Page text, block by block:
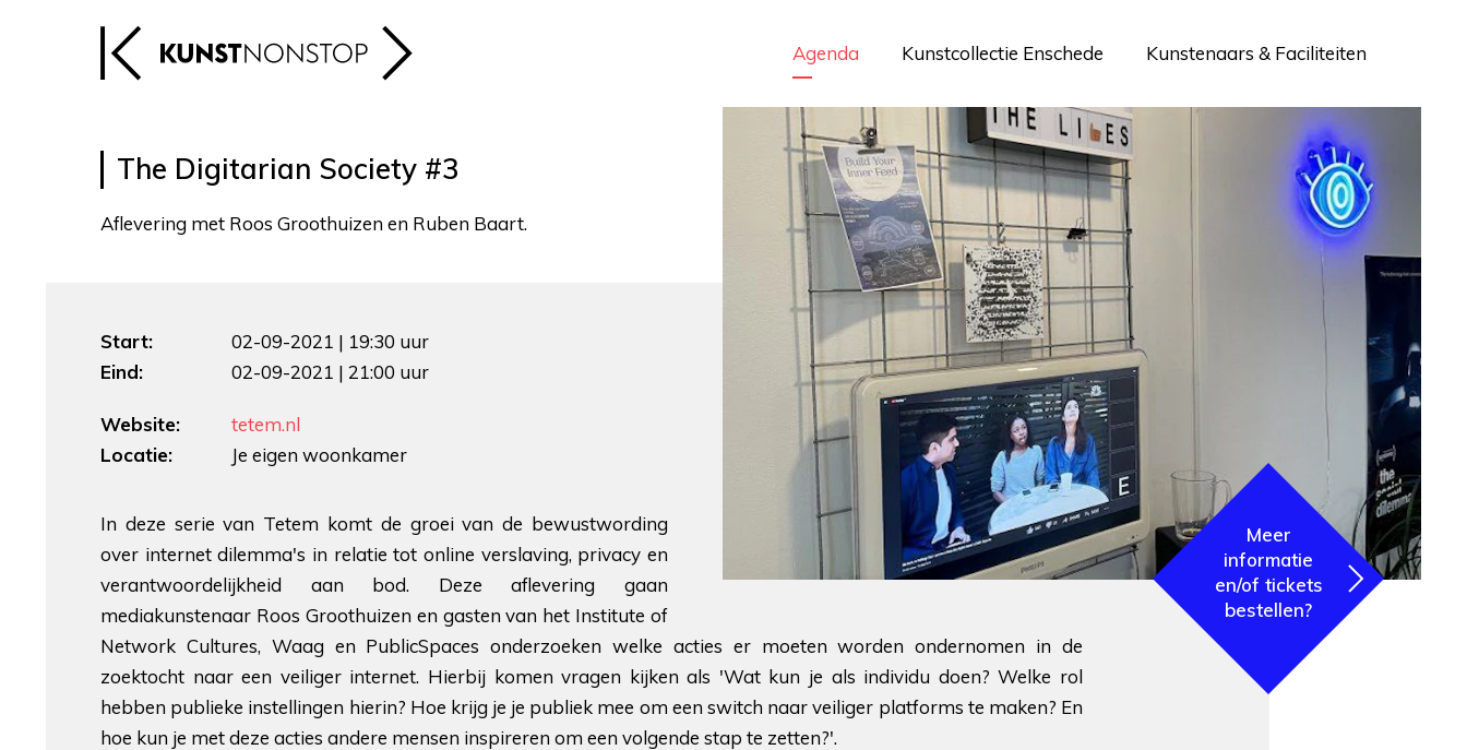
Agenda Kunstcollectie Enschede Kunstenaars & Faciliteiten
Meer
informatie
en/of tickets
bestellen?
The Digitarian Society #3
Aflevering met Roos Groothuizen en Ruben Baart.
Start:
02-09-2021 | 19:30 uur
Eind:
02-09-2021 | 21:00 uur
Website:
tetem.nl
Locatie:
Je eigen woonkamer
In deze serie van Tetem komt de groei van de bewustwording
over internet dilemma's in relatie tot online verslaving, privacy en
verantwoordelijkheid aan bod. Deze aflevering gaan
mediakunstenaar Roos Groothuizen en gasten van het Institute of
Network Cultures, Waag en PublicSpaces onderzoeken welke acties er moeten worden ondernomen in de
zoektocht naar een veiliger internet. Hierbij komen vragen kijken als 'Wat kun je als individu doen? Welke rol
hebben publieke instellingen hierin? Hoe krijg je je publiek mee om een switch naar veiliger platforms te maken? En
hoe kun je met deze acties andere mensen inspireren om een volgende stap te zetten?'.